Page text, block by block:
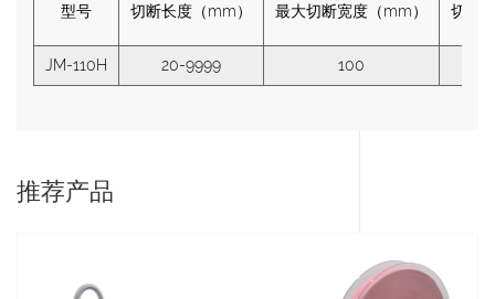
型号 切断长度（mm） 最大切断宽度（mm） 切断
JM-110H 20-9999 100
推荐产品